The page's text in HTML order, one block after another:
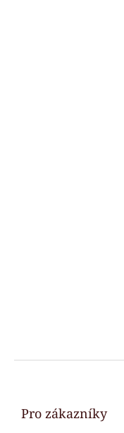
F
Pro zákazníky